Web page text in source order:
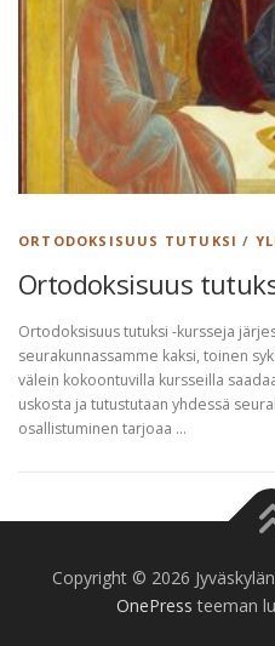
ORTODOKSISUUS TUTUKSI /
Ortodoksisuus
Ortodoksisuus tutuksi -kursseja
seurakunnassamme kaksi, toinen
välein kokoontuvilla kursseilla
uskosta ja tutustutaan yhdessä
osallistuminen tarjoaa …
Copyright © 2026
OnePress teeman